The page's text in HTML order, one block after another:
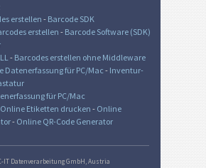
erstellen- Barcode SDK
erstellen- Barcode Software (SDK)
- Barcodes erstellen ohne Middleware
Datenerfassung für PC/Mac - Inventur-
für PC/Mac
Online Etiketten drucken - Online
- Online QR-Code Generator
IT Datenverarbeitung GmbH, Austria